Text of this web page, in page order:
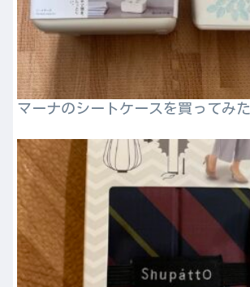
マーナのシートケースを買ってみた